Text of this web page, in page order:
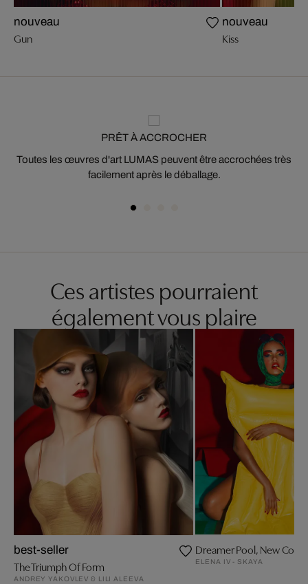
nouveau
Gun
nouveau
Kiss
PRÊT À ACCROCHER
Toutes les œuvres d'art LUMAS peuvent être accrochées très
facilement après le déballage.
Ces artistes pourraient
également vous plaire
best-seller
The Triumph Of Form
ANDREY YAKOVLEV & LILI ALEEVA
Dreamer Pool, New
ELENA IV - SKAYA